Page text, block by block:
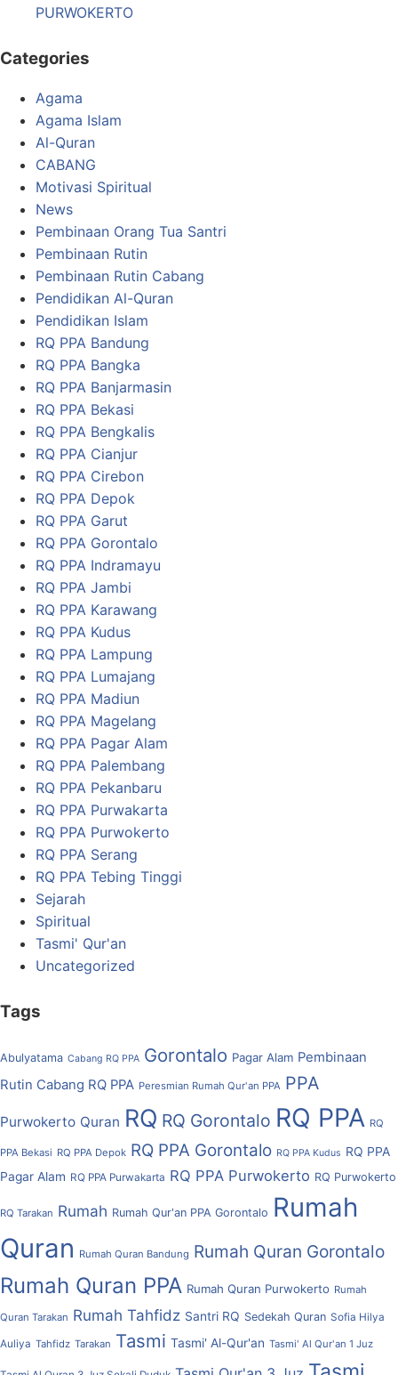
PURWOKERTO
Categories
Agama
Agama Islam
Al-Quran
CABANG
Motivasi Spiritual
News
Pembinaan Orang Tua Santri
Pembinaan Rutin
Pembinaan Rutin Cabang
Pendidikan Al-Quran
Pendidikan Islam
RQ PPA Bandung
RQ PPA Bangka
RQ PPA Banjarmasin
RQ PPA Bekasi
RQ PPA Bengkalis
RQ PPA Cianjur
RQ PPA Cirebon
RQ PPA Depok
RQ PPA Garut
RQ PPA Gorontalo
RQ PPA Indramayu
RQ PPA Jambi
RQ PPA Karawang
RQ PPA Kudus
RQ PPA Lampung
RQ PPA Lumajang
RQ PPA Madiun
RQ PPA Magelang
RQ PPA Pagar Alam
RQ PPA Palembang
RQ PPA Pekanbaru
RQ PPA Purwakarta
RQ PPA Purwokerto
RQ PPA Serang
RQ PPA Tebing Tinggi
Sejarah
Spiritual
Tasmi' Qur'an
Uncategorized
Tags
Abulyatama Cabang RQ PPA Gorontalo Pagar Alam Pembinaan
Rutin Cabang RQ PPA Peresmian Rumah Qur'an PPA PPA
Purwokerto Quran RQ RQ Gorontalo RQ PPA RQ
PPA Bekasi RQ PPA Depok RQ PPA Gorontalo RQ PPA Kudus RQ PPA
Pagar Alam RQ PPA Purwakarta RQ PPA Purwokerto RQ Purwokerto
RQ Tarakan Rumah Rumah Qur'an PPA Gorontalo Rumah
Quran Rumah Quran Bandung Rumah Quran Gorontalo
Rumah Quran PPA Rumah Quran Purwokerto Rumah
Quran Tarakan Rumah Tahfidz Santri RQ Sedekah Quran Sofia Hilya
Auliya Tahfidz Tarakan Tasmi Tasmi' Al-Qur'an Tasmi' Al Qur'an 1 Juz